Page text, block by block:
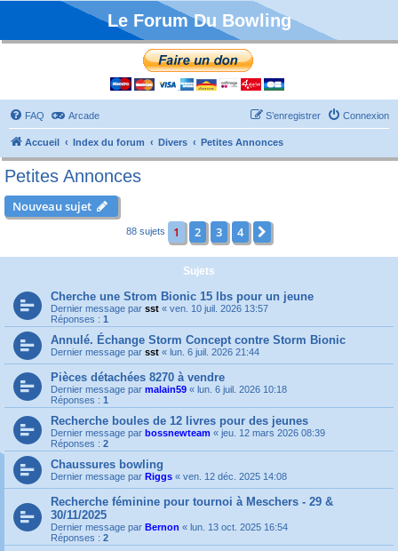
Le Forum Du Bowling
FAQ Arcade Connexion
S’enregistrer
Accueil Index du forum Divers Petites Annonces
Petites Annonces
Nouveau sujet
88 sujets 1 2 3 4
Sujets
Cherche une Strom Bionic 15 lbs pour un jeune
Dernier message par sst « ven. 10 juil. 2026 13:57
Réponses : 1
Annulé. Échange Storm Concept contre Storm Bionic
Dernier message par sst « lun. 6 juil. 2026 21:44
Pièces détachées 8270 à vendre
Dernier message par malain59 « lun. 6 juil. 2026 10:18
Réponses : 1
Recherche boules de 12 livres pour des jeunes
Dernier message par bossnewteam « jeu. 12 mars 2026 08:39
Réponses : 2
Chaussures bowling
Dernier message par Riggs « ven. 12 déc. 2025 14:08
Recherche féminine pour tournoi à Meschers - 29 &
30/11/2025
Dernier message par Bernon « lun. 13 oct. 2025 16:54
Réponses : 2